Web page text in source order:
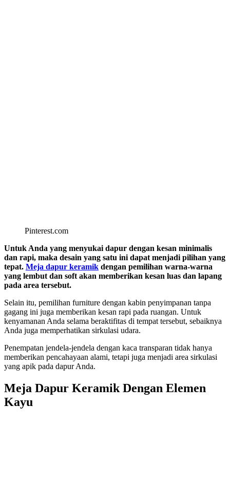
Pinterest.com
Untuk Anda yang menyukai dapur dengan kesan minimalis
dan rapi, maka desain yang satu ini dapat menjadi pilihan yang
tepat. Meja dapur keramik dengan pemilihan warna-warna
yang lembut dan soft akan memberikan kesan luas dan lapang
pada area tersebut.
Selain itu, pemilihan furniture dengan kabin penyimpanan tanpa
gagang ini juga memberikan kesan rapi pada ruangan. Untuk
kenyamanan Anda selama beraktifitas di tempat tersebut, sebaiknya
Anda juga memperhatikan sirkulasi udara.
Penempatan jendela-jendela dengan kaca transparan tidak hanya
memberikan pencahayaan alami, tetapi juga menjadi area sirkulasi
yang apik pada dapur Anda.
Meja Dapur Keramik Dengan Elemen
Kayu